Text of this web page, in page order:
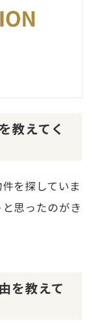
教えてく
を探していま
思ったのがき
を教えて